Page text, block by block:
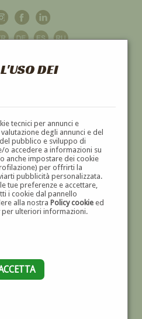
DEI
tecnici per annunci e
degli annunci e del
pubblico e sviluppo di
accedere a informazioni su
anche impostare dei cookie
per offrirti la
pubblicità personalizzata.
tue preferenze e accettare,
i cookie dal pannello
alla nostra Policy cookieed
per ulteriori informazioni.
GALLERIAD'ARTE
'800 E '900